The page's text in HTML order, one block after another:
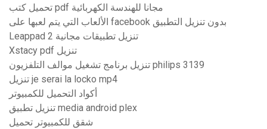
تحميل كتب pdf مجانا للهندسة الكهربائية
الألعاب التي يتم لعبها على facebook بدون تنزيل التطبيق
Leappad 2 تنزيل تطبيقات مجانية
Xstacy pdf تنزيل
تنزيل برنامج تشغيل موالف التلفزيون philips 3139
تنزيل je serai la locko mp4
أكواد التحميل للكمبيوتر
تنزيل تطبيق media android plex
شقق للكمبيوتر تحميل